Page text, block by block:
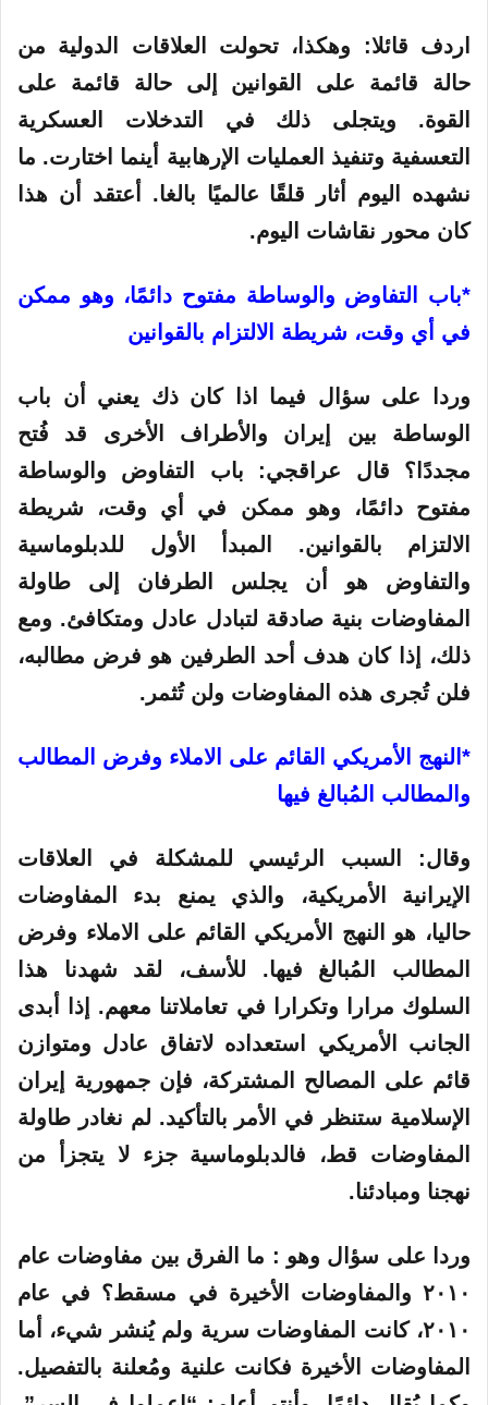
اردف قائلا: وهكذا، تحولت العلاقات الدولية من
حالة قائمة على القوانين إلى حالة قائمة على
القوة. ويتجلى ذلك في التدخلات العسكرية
التعسفية وتنفيذ العمليات الإرهابية أينما اختارت. ما
نشهده اليوم أثار قلقًا عالميًا بالغا. أعتقد أن هذا
كان محور نقاشات اليوم.
*باب التفاوض والوساطة مفتوح دائمًا، وهو ممكن
في أي وقت، شريطة الالتزام بالقوانين
وردا على سؤال فيما اذا كان ذك يعني أن باب
الوساطة بين إيران والأطراف الأخرى قد فُتح
مجددًا؟ قال عراقجي: باب التفاوض والوساطة
مفتوح دائمًا، وهو ممكن في أي وقت، شريطة
الالتزام بالقوانين. المبدأ الأول للدبلوماسية
والتفاوض هو أن يجلس الطرفان إلى طاولة
المفاوضات بنية صادقة لتبادل عادل ومتكافئ. ومع
ذلك، إذا كان هدف أحد الطرفين هو فرض مطالبه،
فلن تُجرى هذه المفاوضات ولن تُثمر.
*النهج الأمريكي القائم على الاملاء وفرض المطالب
والمطالب المُبالغ فيها
وقال: السبب الرئيسي للمشكلة في العلاقات
الإيرانية الأمريكية، والذي يمنع بدء المفاوضات
حاليا، هو النهج الأمريكي القائم على الاملاء وفرض
المطالب المُبالغ فيها. للأسف، لقد شهدنا هذا
السلوك مرارا وتكرارا في تعاملاتنا معهم. إذا أبدى
الجانب الأمريكي استعداده لاتفاق عادل ومتوازن
قائم على المصالح المشتركة، فإن جمهورية إيران
الإسلامية ستنظر في الأمر بالتأكيد. لم نغادر طاولة
المفاوضات قط، فالدبلوماسية جزء لا يتجزأ
من
نهجنا ومبادئنا.
وردا على سؤال وهو : ما الفرق بين مفاوضات عام
٢٠١٠ والمفاوضات الأخيرة في مسقط؟ في عام
٢٠١٠، كانت المفاوضات سرية ولم يُنشر شيء، أما
المفاوضات الأخيرة فكانت علنية ومُعلنة بالتفصيل.